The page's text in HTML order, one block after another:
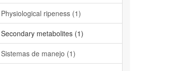
Physiological ripeness (1)
Secondary metabolites (1)
Sistemas de manejo (1)